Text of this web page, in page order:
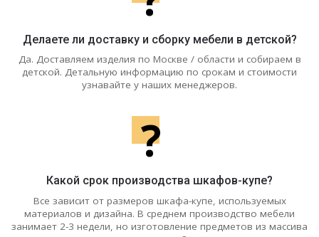
Делаете ли доставку и сборку мебели в детской?
Да. Доставляем изделия по Москве / области и собираем в
детской. Детальную информацию по срокам и стоимости
узнавайте у наших менеджеров.
?
Какой срок производства шкафов-купе?
Все зависит от размеров шкафа-купе, используемых
материалов и дизайна. В среднем производство мебели
занимает 2-3 недели, но изготовление предметов из массива